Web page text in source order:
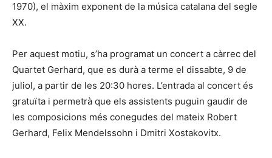
1970), el màxim exponent de la música catalana del segle
XX.
Per aquest motiu, s’ha programat un concert a càrrec del
Quartet Gerhard, que es durà a terme el dissabte, 9 de
juliol, a partir de les 20:30 hores. L’entrada al concert és
gratuïta i permetrà que els assistents puguin gaudir de
les composicions més conegudes del mateix Robert
Gerhard, Felix Mendelssohn i Dmitri Xostakovitx.